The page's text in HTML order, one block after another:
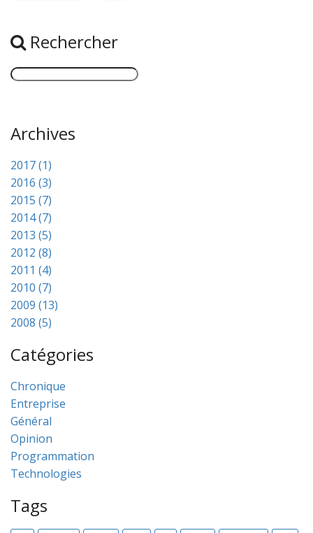
Rechercher
Archives
2017 (1)
2016 (3)
2015 (7)
2014 (7)
2013 (5)
2012 (8)
2011 (4)
2010 (7)
2009 (13)
2008 (5)
Catégories
Chronique
Entreprise
Général
Opinion
Programmation
Technologies
Tags